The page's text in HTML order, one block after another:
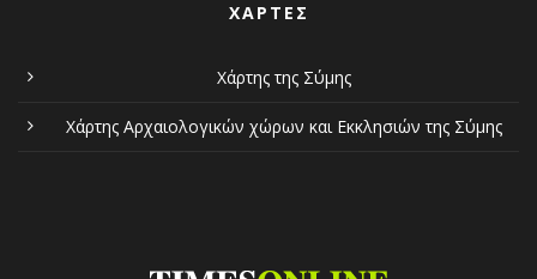
ΧΆΡΤΕΣ
Χάρτης της Σύμης
Χάρτης Αρχαιολογικών χώρων και Εκκλησιών της Σύμης